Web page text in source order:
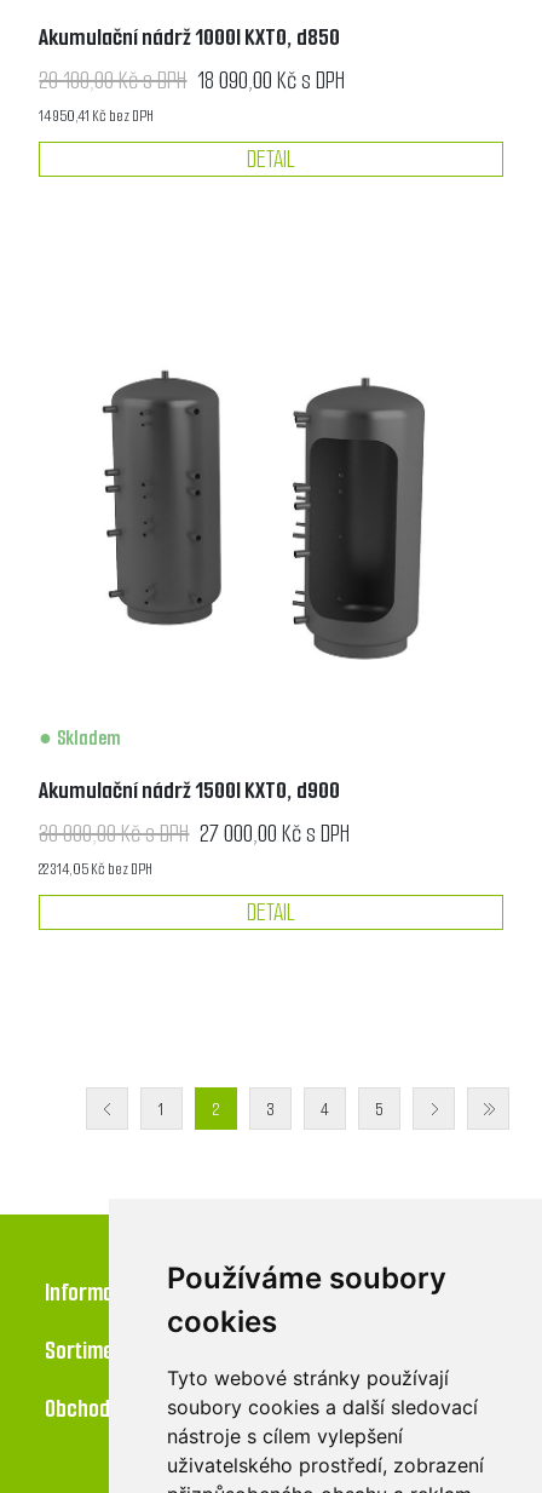
Používáme soubory
cookies
Tyto webové stránky používají
soubory cookies a další sledovací
nástroje s cílem vylepšení
uživatelského prostředí, zobrazení
Akumulační nádrž 1000l KXT0, d850
20 100,00 Kč s DPH 18 090,00 Kč s DPH
14 950,41 Kč bez DPH
DETAIL
Skladem
Akumulační nádrž 1500l KXT0, d900
30 000,00 Kč s DPH 27 000,00 Kč s DPH
22 314,05 Kč bez DPH
DETAIL
1 2 3 4 5
Informace
Sortiment
Obchod